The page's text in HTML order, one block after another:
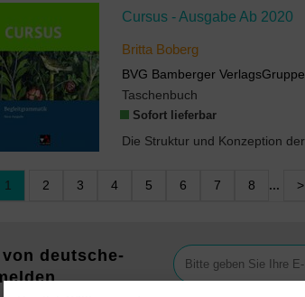
Cursus - Ausgabe Ab 2020
Britta Boberg
BVG Bamberger VerlagsGruppe
Taschenbuch
Sofort lieferbar
1 2 3 4 5 6 7 8 ... >
deutsche-